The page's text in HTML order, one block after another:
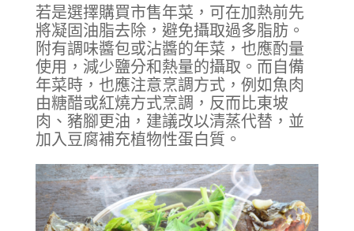
若是選擇購買市售年菜，可在加熱前先
將凝固油脂去除，避免攝取過多脂肪。
附有調味醬包或沾醬的年菜，也應酌量
使用，減少鹽分和熱量的攝取。而自備
年菜時，也應注意烹調方式，例如魚肉
由糖醋或紅燒方式烹調，反而比東坡
肉、豬腳更油，建議改以清蒸代替，並
加入豆腐補充植物性蛋白質。